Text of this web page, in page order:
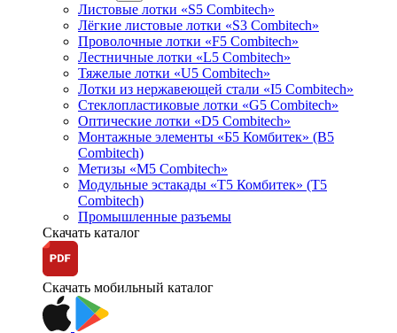
Листовые лотки «S5 Combitech»
Лёгкие листовые лотки «S3 Combitech»
Проволочные лотки «F5 Combitech»
Лестничные лотки «L5 Combitech»
Тяжелые лотки «U5 Combitech»
Лотки из нержавеющей стали «I5 Combitech»
Стеклопластиковые лотки «G5 Combitech»
Оптические лотки «D5 Combitech»
Монтажные элементы «Б5 Комбитек» (B5
Combitech)
Метизы «M5 Combitech»
Модульные эстакады «Т5 Комбитек» (T5
Combitech)
Промышленные разъемы
Скачать каталог
Скачать мобильный каталог